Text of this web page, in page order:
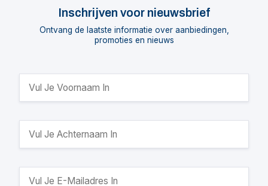
Inschrijven voor nieuwsbrief
Ontvang de laatste informatie over aanbiedingen,
promoties en nieuws